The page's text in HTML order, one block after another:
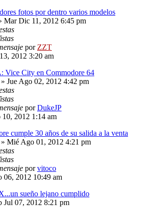
fotos por dentro varios modelos
Mar Dic 11, 2012 6:45 pm
por ZZT
2012 3:20 am
Vice City en Commodore 64
» Jue Ago 02, 2012 4:42 pm
porDukeJP
10, 2012 1:14 am
cumple 30 años de su salida a la venta
» Mié Ago 01, 2012 4:21 pm
porvitoco
06, 2012 10:49 am
sueño lejano cumplido
Jul 07, 2012 8:21 pm